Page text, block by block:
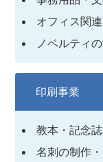
オフィス関
ノベルティ
印刷事業
教本・記念
名刺の制作